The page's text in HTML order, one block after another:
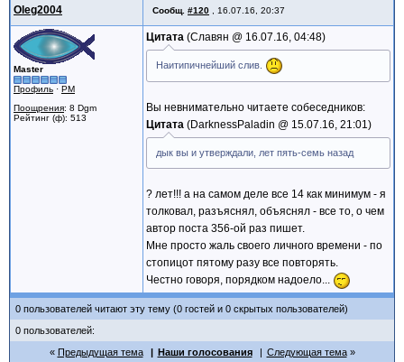
Oleg2004 Сообщ. #120 16.07.16, 20:37
Master
Профиль · PM
Поощрения: 8 Dgm
Рейтинг (ф): 513
Цитата Славян @ 16.07.16, 04:48
Наитипичнейший слив.
Вы невнимательно читаете собеседников:
Цитата
DarknessPaladin @ 15.07.16, 21:01
дык вы и утверждали, лет пять-семь назад
? лет!!! а на самом деле все 14 как минимум - я
толковал, разъяснял, объяснял - все то, о чем
автор поста 356-ой раз пишет.
Мне просто жаль своего личного времени - по
стопицот пятому разу все повторять.
Честно говоря, порядком надоело...
0 пользователей читают эту тему (0 гостей и 0 скрытых пользователей)
0 пользователей:
Предыдущая тема
Наши голосования
Следующая тема